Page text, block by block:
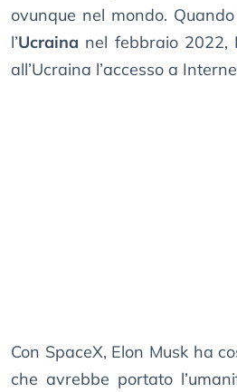
ovunque nel mondo.
l’Ucraina nel febbraio 2022,
all’Ucraina l’accesso a
Con SpaceX, Elon Musk ha
che avrebbe portato